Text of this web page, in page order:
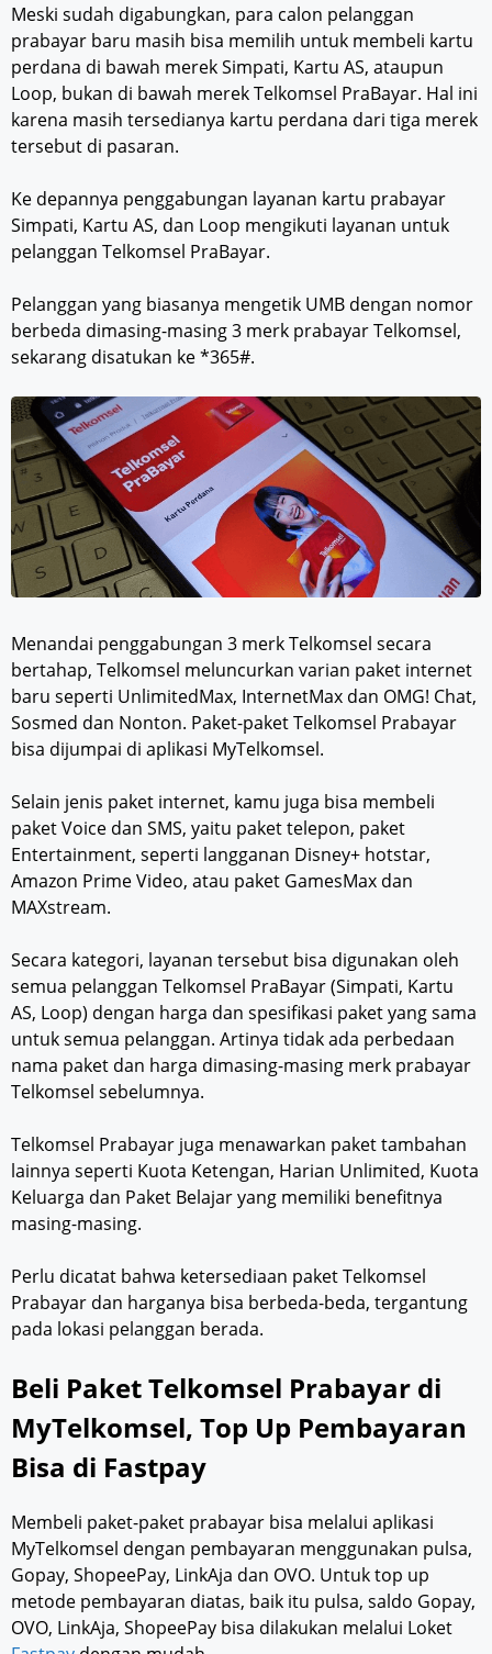
Meski sudah digabungkan, para calon pelanggan
prabayar baru masih bisa memilih untuk membeli kartu
perdana di bawah merek Simpati, Kartu AS, ataupun
Loop, bukan di bawah merek Telkomsel PraBayar. Hal ini
karena masih tersedianya kartu perdana dari tiga merek
tersebut di pasaran.
Ke depannya penggabungan layanan kartu prabayar
Simpati, Kartu AS, dan Loop mengikuti layanan untuk
pelanggan Telkomsel PraBayar.
Pelanggan yang biasanya mengetik UMB dengan nomor
berbeda dimasing-masing 3 merk prabayar Telkomsel,
sekarang disatukan ke *365#.
Menandai penggabungan 3 merk Telkomsel secara
bertahap, Telkomsel meluncurkan varian paket internet
baru seperti UnlimitedMax, InternetMax dan OMG! Chat,
Sosmed dan Nonton. Paket-paket Telkomsel Prabayar
bisa dijumpai di aplikasi MyTelkomsel.
Selain jenis paket internet, kamu juga bisa membeli
paket Voice dan SMS, yaitu paket telepon, paket
Entertainment, seperti langganan Disney+ hotstar,
Amazon Prime Video, atau paket GamesMax dan
MAXstream.
Secara kategori, layanan tersebut bisa digunakan oleh
semua pelanggan Telkomsel PraBayar (Simpati, Kartu
AS, Loop) dengan harga dan spesifikasi paket yang sama
untuk semua pelanggan. Artinya tidak ada perbedaan
nama paket dan harga dimasing-masing merk prabayar
Telkomsel sebelumnya.
Telkomsel Prabayar juga menawarkan paket tambahan
lainnya seperti Kuota Ketengan, Harian Unlimited, Kuota
Keluarga dan Paket Belajar yang memiliki benefitnya
masing-masing.
Perlu dicatat bahwa ketersediaan paket Telkomsel
Prabayar dan harganya bisa berbeda-beda, tergantung
pada lokasi pelanggan berada.
Beli Paket Telkomsel Prabayar di
MyTelkomsel, Top Up Pembayaran
Bisa di Fastpay
Membeli paket-paket prabayar bisa melalui aplikasi
MyTelkomsel dengan pembayaran menggunakan pulsa,
Gopay, ShopeePay, LinkAja dan OVO. Untuk top up
metode pembayaran diatas, baik itu pulsa, saldo Gopay,
OVO, LinkAja, ShopeePay bisa dilakukan melalui Loket